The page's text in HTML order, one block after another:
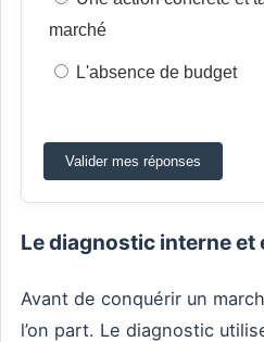
marché
L'absence de budget
Valider mes réponses
Le diagnostic interne et
Avant de conquérir un
l’on part. Le diagnostic